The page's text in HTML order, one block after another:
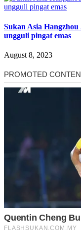
Sukan Asia
ungguli pingat emas
August 8, 2023